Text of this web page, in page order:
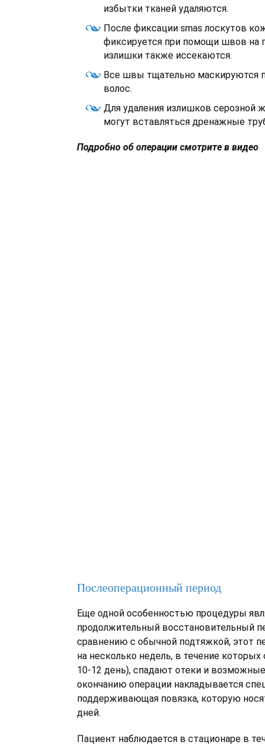
избытки тканей удаляются.
После фиксации smas лоскутов
фиксируется при помощи швов на
излишки также иссекаются.
Все швы тщательно маскируются
волос.
Для удаления излишков серозной
могут вставляться дренажные
Подробно об операции смотрите в видео
Послеоперационный период
Еще одной особенностью процедуры
продолжительный восстановительный
сравнению с обычной подтяжкой, этот
на несколько недель, в течение
10-12 день), спадают отеки и
окончанию операции накладывается
поддерживающая повязка, которую
дней.
Пациент наблюдается в стационаре в